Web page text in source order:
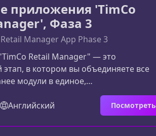
приложения 'TimCo
Фаза 3
Manager App Phase 3
Retail Manager" — это
этап, в котором вы объединяете все
модули в единое,
приложение. Этот курс
себя разработчиком в
приближенных к реальному
современные инструменты и
Английский Посмотреть